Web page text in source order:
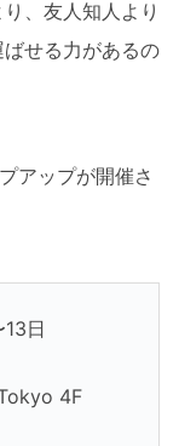
、友人知人より
せる力があるの
アップが開催さ
日
4F